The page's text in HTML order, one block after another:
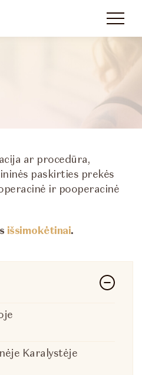
ar procedūra,
paskirties prekės
ir pooperacinė
išsimokėtinai.
Karalystėje